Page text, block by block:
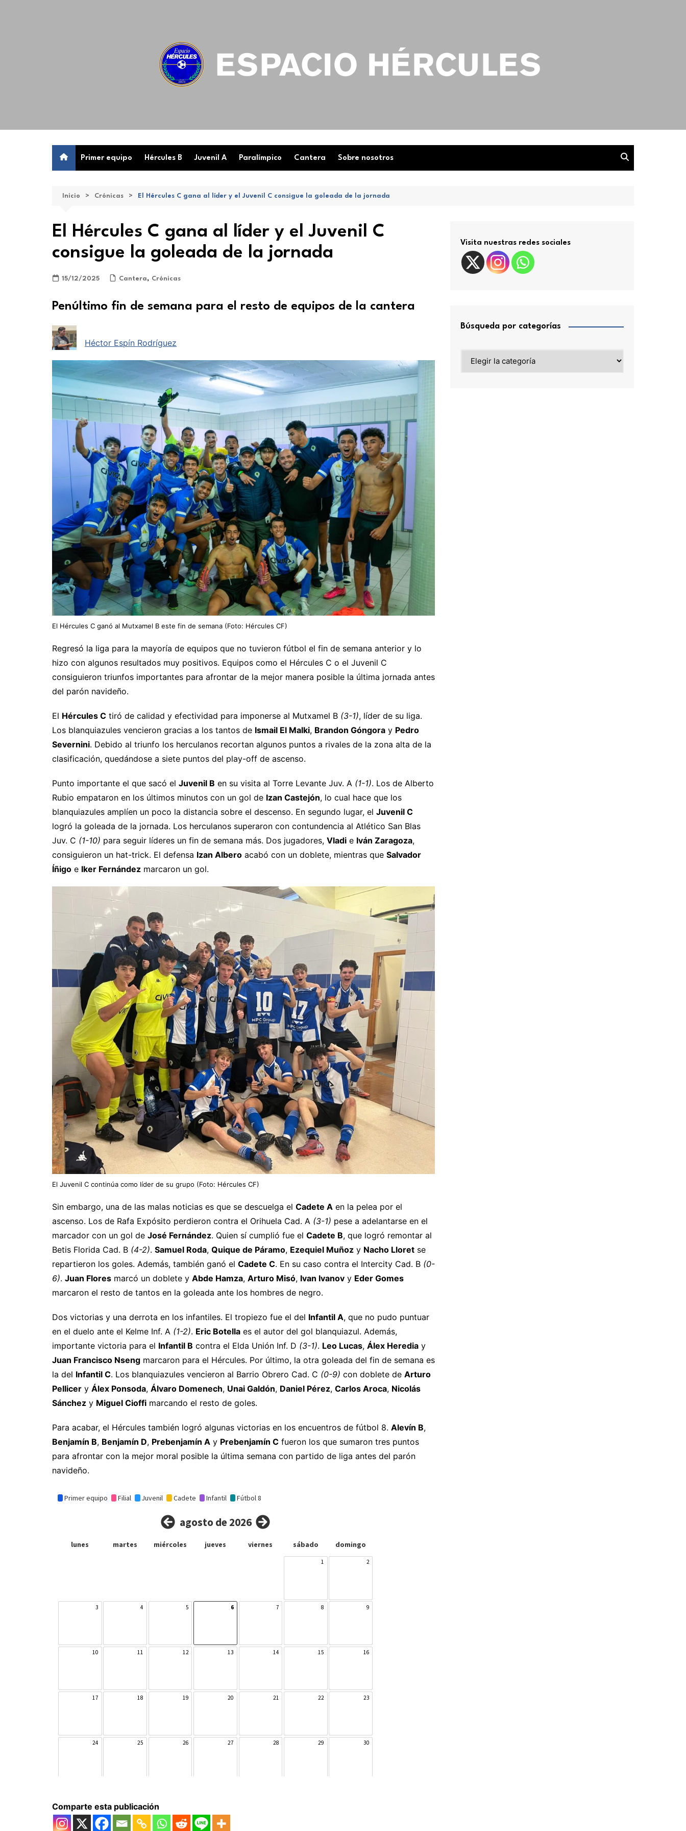
Primer equipo Hércules B Juvenil A Paralímpico Cantera Sobre nosotros
Inicio Crónicas El Hércules C gana al líder y el Juvenil C consigue la goleada de la jornada
El Hércules C gana al líder y el Juvenil C
consigue la goleada de la jornada
15/12/2025 Cantera, Crónicas
Penúltimo fin de semana para el resto de equipos de la cantera
Héctor Espín Rodríguez
El Hércules C ganó al Mutxamel B este fin de semana (Foto: Hércules CF)
Regresó la liga para la mayoría de equipos que no tuvieron fútbol el fin de semana anterior y lo
hizo con algunos resultados muy positivos. Equipos como el Hércules C o el Juvenil C
consiguieron triunfos importantes para afrontar de la mejor manera posible la última jornada antes
del parón navideño.
El Hércules C tiró de calidad y efectividad para imponerse al Mutxamel B (3-1), líder de su liga.
Los blanquiazules vencieron gracias a los tantos de Ismail El Malki, Brandon Góngora y Pedro
Severnini. Debido al triunfo los herculanos recortan algunos puntos a rivales de la zona alta de la
clasificación, quedándose a siete puntos del play-off de ascenso.
Punto importante el que sacó el Juvenil B en su visita al Torre Levante Juv. A (1-1). Los de Alberto
Rubio empataron en los últimos minutos con un gol de Izan Castejón, lo cual hace que los
blanquiazules amplíen un poco la distancia sobre el descenso. En segundo lugar, el Juvenil C
logró la goleada de la jornada. Los herculanos superaron con contundencia al Atlético San Blas
Juv. C (1-10) para seguir líderes un fin de semana más. Dos jugadores, Vladi e Iván Zaragoza,
consiguieron un hat-trick. El defensa Izan Albero acabó con un doblete, mientras que Salvador
Íñigo e Iker Fernández marcaron un gol.
El Juvenil C continúa como líder de su grupo (Foto: Hércules CF)
Sin embargo, una de las malas noticias es que se descuelga el Cadete A en la pelea por el
ascenso. Los de Rafa Expósito perdieron contra el Orihuela Cad. A (3-1) pese a adelantarse en el
marcador con un gol de José Fernández. Quien sí cumplió fue el Cadete B, que logró remontar al
Betis Florida Cad. B (4-2). Samuel Roda, Quique de Páramo, Ezequiel Muñoz y Nacho Lloret se
repartieron los goles. Además, también ganó el Cadete C. En su caso contra el Intercity Cad. B (0-
6). Juan Flores marcó un doblete y Abde Hamza, Arturo Misó, Ivan Ivanov y Eder Gomes
marcaron el resto de tantos en la goleada ante los hombres de negro.
Dos victorias y una derrota en los infantiles. El tropiezo fue el del Infantil A, que no pudo puntuar
en el duelo ante el Kelme Inf. A (1-2). Eric Botella es el autor del gol blanquiazul. Además,
importante victoria para el Infantil B contra el Elda Unión Inf. D (3-1). Leo Lucas, Álex Heredia y
Juan Francisco Nseng marcaron para el Hércules. Por último, la otra goleada del fin de semana es
la del Infantil C. Los blanquiazules vencieron al Barrio Obrero Cad. C (0-9) con doblete de Arturo
Pellicer y Álex Ponsoda, Álvaro Domenech, Unai Galdón, Daniel Pérez, Carlos Aroca, Nicolás
Sánchez y Miguel Cioffi marcando el resto de goles.
Para acabar, el Hércules también logró algunas victorias en los encuentros de fútbol 8. Alevín B,
Benjamín B, Benjamín D, Prebenjamín A y Prebenjamín C fueron los que sumaron tres puntos
para afrontar con la mejor moral posible la última semana con partido de liga antes del parón
navideño.
Comparte esta publicación
Visita nuestras redes sociales
Búsqueda por categorías